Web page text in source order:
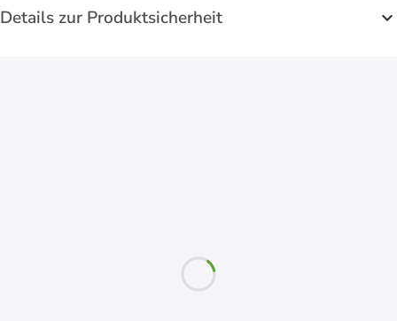
Details zur Produktsicherheit